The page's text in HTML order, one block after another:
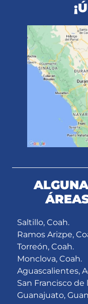
Saltillo, Coah.
Ramos Arizpe,
Torreón, Coah.
Monclova, Coah.
Aguascalientes,
San Francisco de
Guanajuato,